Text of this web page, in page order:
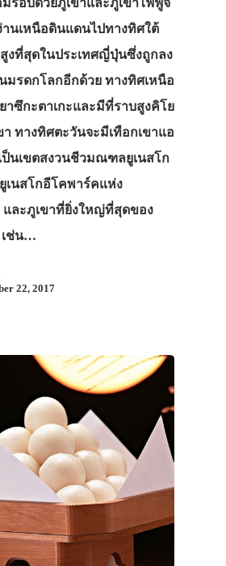
รอบด้วยภูเขาและภูเขาไฟฟูจิ
านเหนือดินแดนไปทางทิศใต้
สูงที่สุดในประเทศญี่ปุ่นซึ่งถูกลง
มรดกโลกอีกด้วย ทางทิศเหนือ
าซึกะตาเกะและมีที่ราบสูงคิโย
ทางทิศตะวันจะมีเทือกเขาแอ
ป็นเขตสงวนชีวมณฑลยูเนสโก
เนสโกอีโคพาร์คแห่ง
และภูเขาที่ยิ่งใหญ่ที่สุดของ
เช่น…
22, 2017